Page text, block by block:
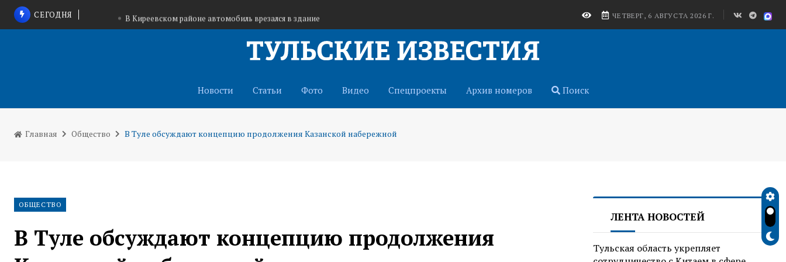
СЕГОДНЯ В Киреевском районе автомобиль врезался в здание
Тульская область укрепляет сотрудничество с Китаем в сфере туризма
ЧЕТВЕРГ, 6 АВГУСТА 2026 Г.
Новости Статьи Фото Видео Спецпроекты Архив номеров Поиск
Главная Общество В Туле обсуждают концепцию продолжения Казанской набережной
ОБЩЕСТВО
В Туле обсуждают концепцию продолжения
ЛЕНТА НОВОСТЕЙ
Тульская область укрепляет